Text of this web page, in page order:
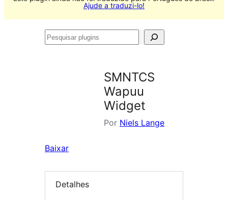
Ajude a traduzi-lo!
Pesquisar
SMNTCS
Wapuu
Widget
Por Niels Lange
Baixar
Detalhes